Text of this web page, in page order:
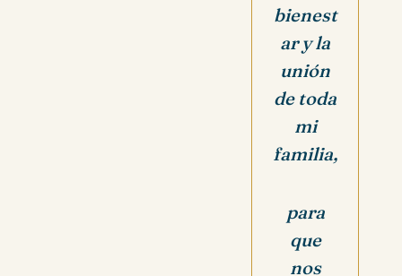
bienest
ar y la
unión
de toda
mi
familia,
para
que
nos